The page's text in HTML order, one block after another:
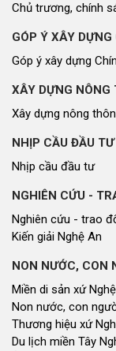
Chủ trương, chính
GÓP Ý XÂY
Góp ý xây dựng
XÂY DỰNG NÔNG
Xây dựng nông
NHỊP CẦU ĐẦU TƯ
Nhịp cầu đầu tư
NGHIÊN CỨU -
Nghiên cứu - trao
Kiến giải Nghệ An
NON NƯỚC, CON
Miền di sản xứ Nghệ
Non nước, con
Thương hiệu xứ
Du lịch miền Tây